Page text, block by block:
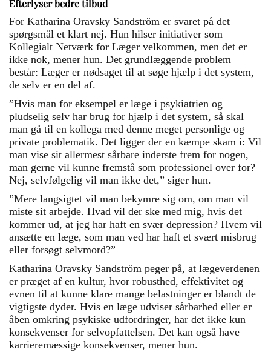
Efterlyser bedre tilbud
For Katharina Oravsky Sandström er svaret på det
spørgsmål et klart nej. Hun hilser initiativer som
Kollegialt Netværk for Læger velkommen, men det er
ikke nok, mener hun. Det grundlæggende problem
består: Læger er nødsaget til at søge hjælp i det system,
de selv er en del af.
”Hvis man for eksempel er læge i psykiatrien og
pludselig selv har brug for hjælp i det system, så skal
man gå til en kollega med denne meget personlige og
private problematik. Det ligger der en kæmpe skam i: Vil
man vise sit allermest sårbare inderste frem for nogen,
man gerne vil kunne fremstå som professionel over for?
Nej, selvfølgelig vil man ikke det,” siger hun.
”Mere langsigtet vil man bekymre sig om, om man vil
miste sit arbejde. Hvad vil der ske med mig, hvis det
kommer ud, at jeg har haft en svær depression? Hvem vil
ansætte en læge, som man ved har haft et svært misbrug
eller forsøgt selvmord?”
Katharina Oravsky Sandström peger på, at lægeverdenen
er præget af en kultur, hvor robusthed, effektivitet og
evnen til at kunne klare mange belastninger er blandt de
vigtigste dyder. Hvis en læge udviser sårbarhed eller er
åben omkring psykiske udfordringer, har det ikke kun
konsekvenser for selvopfattelsen. Det kan også have
karrieremæssige konsekvenser, mener hun.